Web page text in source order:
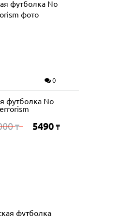
0
футболка No
₸ 5490 ₸